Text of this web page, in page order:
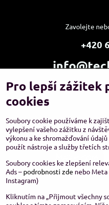
Zavolejte
+420 608
Showroom a
143 00
Pro lepší zážitek
cookies
Soubory cookie používáme k
vylepšení vašeho zážitku z
výkonu a ke shromažďování
použít nástroje a služby třetích
Soubory cookies ke zlepšení
Ads – podrobnosti zde nebo Meta
Instagram)
Kliknutím na „Přijmout všechny